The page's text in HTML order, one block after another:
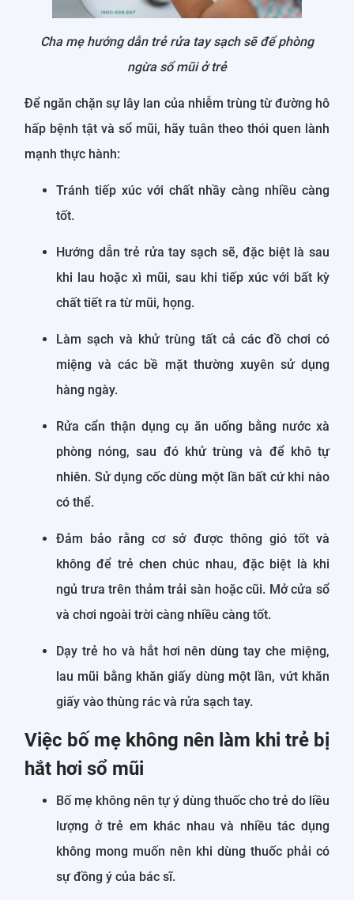
Cha mẹ hướng dẫn trẻ rửa tay sạch sẽ để phòng
ngừa sổ mũi ở trẻ
Để ngăn chặn sự lây lan của nhiễm trùng từ đường hô
hấp bệnh tật và sổ mũi, hãy tuân theo thói quen lành
mạnh thực hành:
Tránh tiếp xúc với chất nhầy càng nhiều càng
tốt.
Hướng dẫn trẻ rửa tay sạch sẽ, đặc biệt là sau
khi lau hoặc xì mũi, sau khi tiếp xúc với bất kỳ
chất tiết ra từ mũi, họng.
Làm sạch và khử trùng tất cả các đồ chơi có
miệng và các bề mặt thường xuyên sử dụng
hàng ngày.
Rửa cẩn thận dụng cụ ăn uống bằng nước xà
phòng nóng, sau đó khử trùng và để khô tự
nhiên. Sử dụng cốc dùng một lần bất cứ khi nào
có thể.
Đảm bảo rằng cơ sở được thông gió tốt và
không để trẻ chen chúc nhau, đặc biệt là khi
ngủ trưa trên thảm trải sàn hoặc cũi. Mở cửa sổ
và chơi ngoài trời càng nhiều càng tốt.
Dạy trẻ ho và hắt hơi nên dùng tay che miệng,
lau mũi bằng khăn giấy dùng một lần, vứt khăn
giấy vào thùng rác và rửa sạch tay.
Việc bố mẹ không nên làm khi trẻ bị
hắt hơi sổ mũi
Bố mẹ không nên tự ý dùng thuốc cho trẻ do liều
lượng ở trẻ em khác nhau và nhiều tác dụng
không mong muốn nên khi dùng thuốc phải có
sự đồng ý của bác sĩ.